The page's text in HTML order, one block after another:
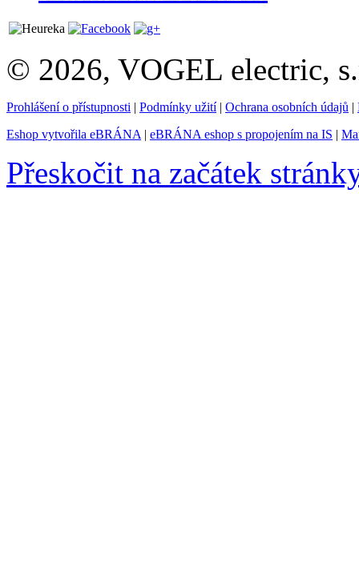
© 2026, VOGEL electric,
Prohlášení o přístupnosti | Podmínky užití| Ochrana osobních údajů |
Eshop vytvořila eBRÁNA | eBRÁNA eshop s propojením na IS |
Přeskočit na začátek